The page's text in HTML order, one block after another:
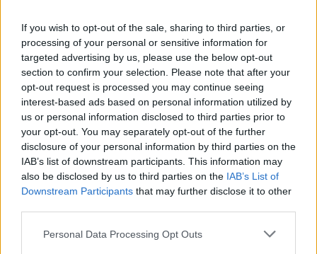
If you wish to opt-out of the sale, sharing to third parties, or
processing of your personal or sensitive information for
targeted advertising by us, please use the below opt-out
section to confirm your selection. Please note that after your
opt-out request is processed you may continue seeing
interest-based ads based on personal information utilized by
us or personal information disclosed to third parties prior to
your opt-out. You may separately opt-out of the further
disclosure of your personal information by third parties on the
IAB’s list of downstream participants. This information may
also be disclosed by us to third parties on the IAB’s List of
Downstream Participants that may further disclose it to other
Personal Data Processing Opt Outs
Lannert Judit szerint a szakképzés „stabil alapokon áll”, ezt az
állítást azonban sorra vitatták a bejegyzése alatt megszólaló
pedagógusok és szakemberek, szerintük a rendszer ezer sebből
vérzik. A technikumi tanulók túlterheltségét, a duális képzés
hiányosságait, a centrumrendszer túlzott központosítását, a
bürokratikus terheket és az ösztöndíjrendszer problémáit emelték ki.